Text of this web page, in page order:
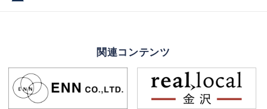
関連コンテンツ